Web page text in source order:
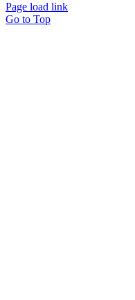
Page load link
Go to Top